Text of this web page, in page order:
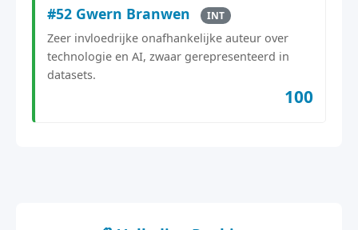
#52 Gwern Branwen INT
Zeer invloedrijke onafhankelijke auteur over
technologie en AI, zwaar gerepresenteerd in
datasets.
100